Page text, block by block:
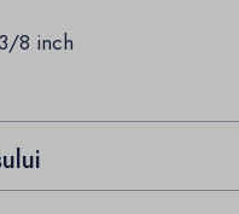
8 inch